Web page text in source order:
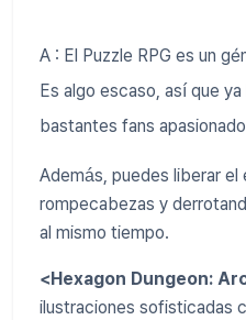
A : El Puzzle RPG es un
Es algo escaso, así que
bastantes fans
Además, puedes liberar
rompecabezas y
al mismo tiempo.
<Hexagon Dungeon:
ilustraciones sofisticadas